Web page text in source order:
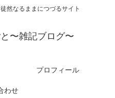
然なるままにつづるサイト
〜雑記ブログ〜
プロフィール
わせ